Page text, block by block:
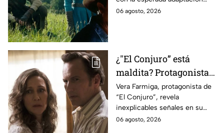
ahora
cinematográfica del popular
06 agosto, 2026
¿"El Conjuro” está
maldita? Protagonista
revela INQUIETANTES
señales en su cuerpo
durante la grabación de
la película
Vera Farmiga, protagonista de
“El Conjuro”, revela
inexplicables señales en su
cuerpo durante el rodaje de la
06 agosto, 2026